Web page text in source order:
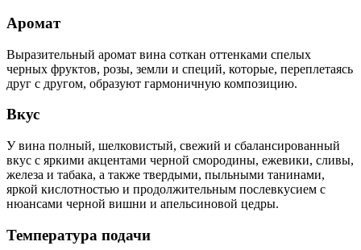
Аромат
Выразительный аромат вина соткан оттенками спелых
черных фруктов, розы, земли и специй, которые, переплетаясь
друг с другом, образуют гармоничную композицию.
Вкус
У вина полный, шелковистый, свежий и сбалансированный
вкус с яркими акцентами черной смородины, ежевики, сливы,
железа и табака, а также твердыми, пыльными танинами,
яркой кислотностью и продолжительным послевкусием с
нюансами черной вишни и апельсиновой цедры.
Температура подачи